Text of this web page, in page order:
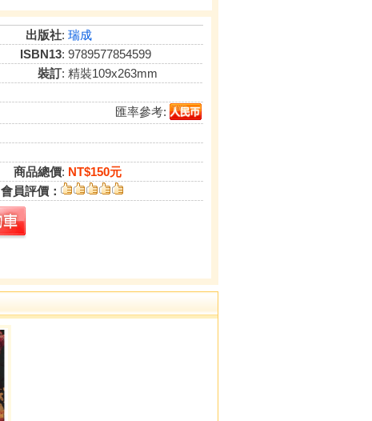
出版社: 瑞成
ISBN13: 9789577854599
裝訂: 精裝109x263mm
匯率參考:
商品總價: NT$150元
會員評價：